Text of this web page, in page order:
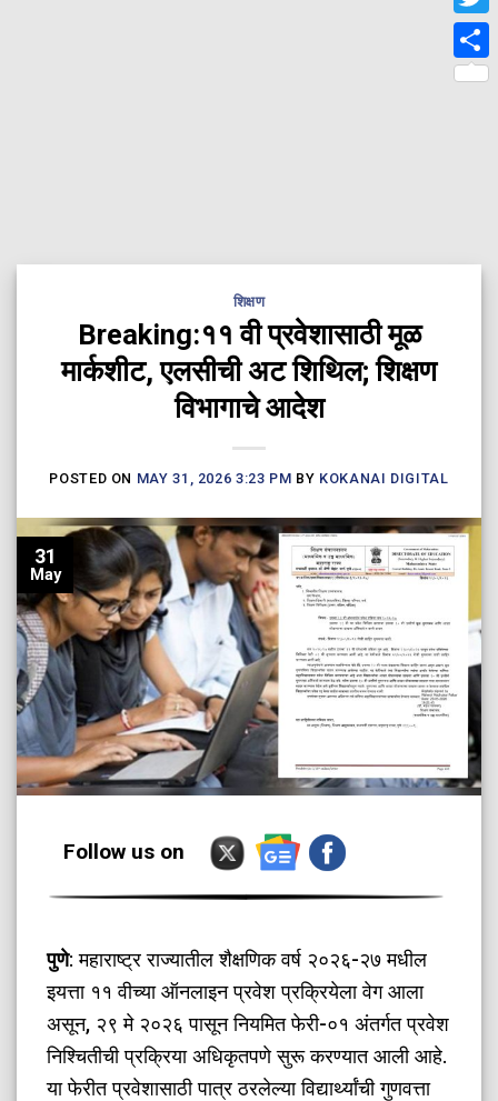
शिक्षण
Breaking:११ वी प्रवेशासाठी मूळ
मार्कशीट, एलसीची अट शिथिल; शिक्षण
विभागाचे आदेश
POSTED ON MAY 31, 2026 3:23 PM BY KOKANAI DIGITAL
31
May
Follow us on
पुणे: महाराष्ट्र राज्यातील शैक्षणिक वर्ष २०२६-२७ मधील
इयत्ता ११ वीच्या ऑनलाइन प्रवेश प्रक्रियेला वेग आला
असून, २९ मे २०२६ पासून नियमित फेरी-०१ अंतर्गत प्रवेश
निश्चितीची प्रक्रिया अधिकृतपणे सुरू करण्यात आली आहे.
या फेरीत प्रवेशासाठी पात्र ठरलेल्या विद्यार्थ्यांची गुणवत्ता